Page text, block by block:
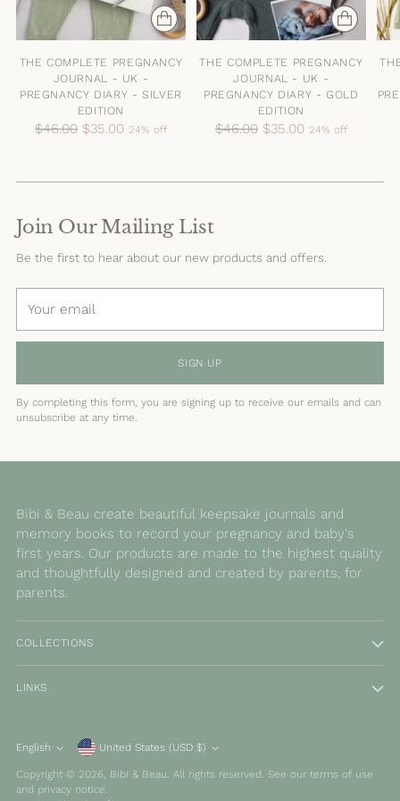
THE COMPLETE PREGNANCY
JOURNAL - UK -
PREGNANCY DIARY - SILVER
EDITION
Regular
$46.00 $35.00 24% off
THE COMPLETE PREGNANCY
JOURNAL - UK -
PREGNANCY DIARY - GOLD
EDITION
Regular
$46.00 $35.00 24% off
Join Our Mailing List
Be the first to hear about our new products and offers.
email
SIGN UP
By completing this form, you are signing up to receive our emails and can
unsubscribe at any time.
Bibi & Beau create beautiful keepsake journals and
memory books to record your pregnancy and baby's
first years. Our products are made to the highest quality
and thoughtfully designed and created by parents, for
parents.
COLLECTIONS
LINKS
Language
English Currency United States (USD $)
Copyright © 2026, Bibi & Beau. All rights reserved. See our terms of use
and privacy notice.